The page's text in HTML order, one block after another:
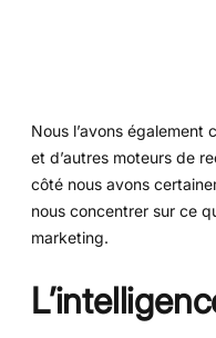
Nous l’avons
et d’autres moteurs de
côté nous avons
nous concentrer sur ce
marketing.